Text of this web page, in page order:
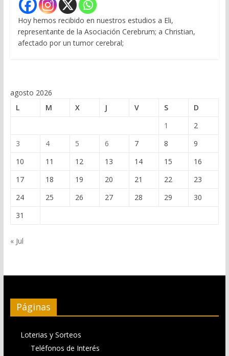
Hoy hemos recibido en nuestros estudios a Eli,
representante de la Asociación Cerebrum; a Christian,
afectado por un tumor cerebral;
agosto 2026
L
M X J V S
D
1
2
3
4 5 6 7 8
9
10
11 12 13 14 15
16
17
18 19 20 21 22
23
24
25 26 27 28 29
30
31
« Jul
Páginas
Loterias y Sorteos
Teléfonos de Interés